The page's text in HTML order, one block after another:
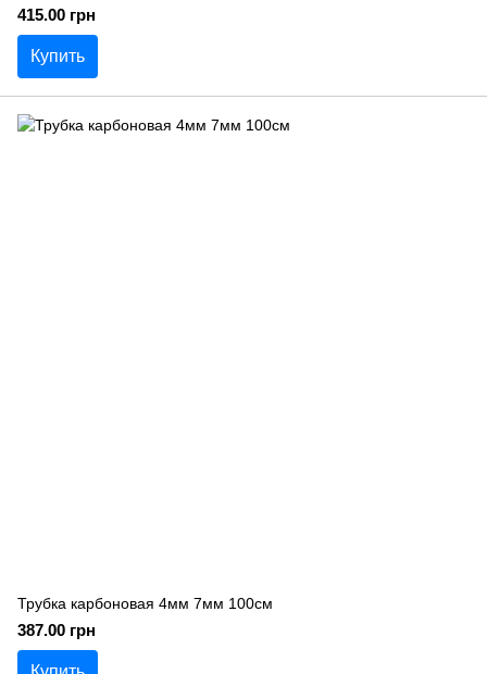
415.00 грн
Купить
Трубка карбоновая 4мм 7мм 100см
387.00 грн